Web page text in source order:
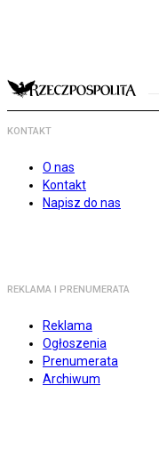
KONTAKT
O nas
Kontakt
Napisz do nas
REKLAMA I PRENUMERATA
Reklama
Ogłoszenia
Prenumerata
Archiwum